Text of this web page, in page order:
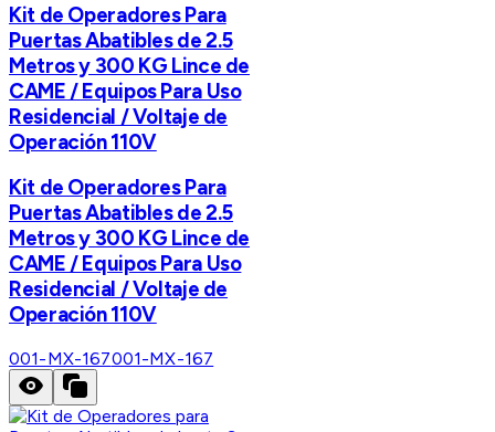
Kit de Operadores Para
Puertas Abatibles de 2.5
Metros y 300 KG Lince de
CAME / Equipos Para Uso
Residencial / Voltaje de
Operación 110V
Kit de Operadores Para
Puertas Abatibles de 2.5
Metros y 300 KG Lince de
CAME / Equipos Para Uso
Residencial / Voltaje de
Operación 110V
001-MX-167001-MX-167